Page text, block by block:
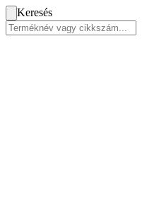
Keresés